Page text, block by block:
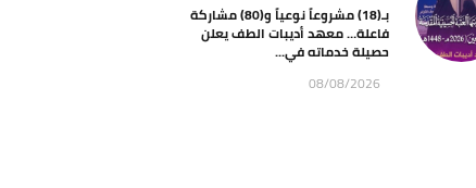
بـ(18) مشروعاً نوعياً و(80) مشاركة
فاعلة… معهد أديبات الطف يعلن
حصيلة خدماته في...
08/08/2026